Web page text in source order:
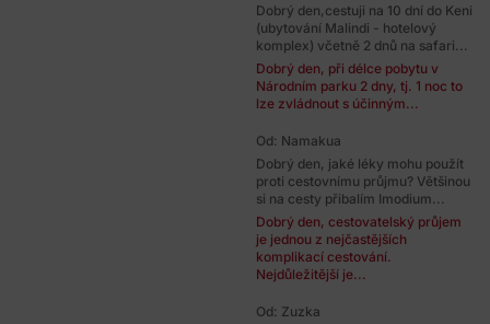
Dobrý den,cestuji na 10 dní do Keni
(ubytování Malindi - hotelový
komplex) včetně 2 dnů na safari...
Dobrý den, při délce pobytu v
Národním parku 2 dny, tj. 1 noc to
lze zvládnout s účinným...
Od: Namakua
Dobrý den, jaké léky mohu použít
proti cestovnímu průjmu? Většinou
si na cesty přibalím Imodium...
Dobrý den, cestovatelský průjem
je jednou z nejčastějších
komplikací cestování.
Nejdůležitější je...
Od: Zuzka